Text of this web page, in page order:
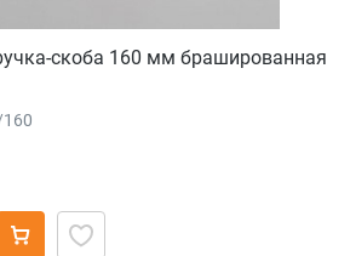
скоба 160 мм брашированная
160